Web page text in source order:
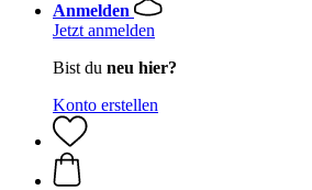
Anmelden
Jetzt anmelden
Bist du neu hier?
Konto erstellen